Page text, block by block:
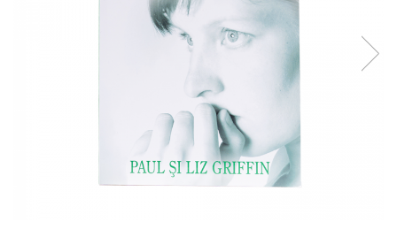
Prietenie, Logodnă și Căsătorie
Adolescenți și Tineri
Păstorirea Bisericii